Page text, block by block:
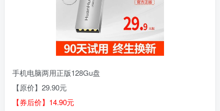
手机电脑两用正版128Gu盘
【原价】29.90元
【券后价】14.90元